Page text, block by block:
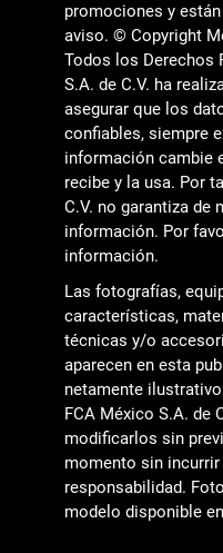
promociones y
aviso. © Copyright
Todos los Derechos
S.A. de C.V. ha
asegurar que los
confiables, siempre
información cambie
recibe y la usa. Por
C.V. no garantiza de
información. Por
información.
Las fotografías,
características,
técnicas y/o
aparecen en esta
netamente
FCA México S.A. de
modificarlos sin
momento sin
responsabilidad.
modelo disponible